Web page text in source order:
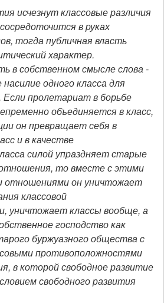
исчезнут классовые различия
в руках
тогда публичная власть
характер.
в собственном смысле слова -
одного класса для
Если пролетариат в борьбе
объединяется в класс,
он превращает себя в
и в качестве
силой упраздняет старые
то вместе с этими
отношениями он уничтожает
классовой
уничтожает классы вообще, а
господство как
буржуазного общества с
противоположностями
в которой свободное развитие
свободного развития